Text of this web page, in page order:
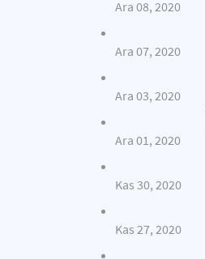
Ara 08, 2020
Ara 07, 2020
Ara 03, 2020
Ara 01, 2020
Kas 30, 2020
Kas 27, 2020